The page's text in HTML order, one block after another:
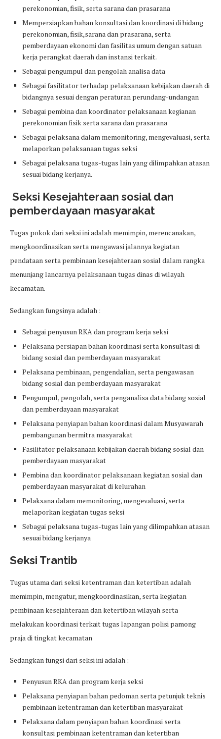
perekonomian, fisik, serta sarana dan prasarana
Mempersiapkan bahan konsultasi dan koordinasi di bidang
perekonomian, fisik,sarana dan prasarana, serta
pemberdayaan ekonomi dan fasilitas umum dengan satuan
kerja perangkat daerah dan instansi terkait.
Sebagai pengumpul dan pengolah analisa data
Sebagai fasilitator terhadap pelaksanaan kebijakan daerah di
bidangnya sesuai dengan peraturan perundang-undangan
Sebagai pembina dan koordinator pelaksanaan kegianan
perekonomian fisik serta sarana dan prasarana
Sebagai pelaksana dalam memonitoring, mengevaluasi, serta
melaporkan pelaksanaan tugas seksi
Sebagai pelaksana tugas-tugas lain yang dilimpahkan atasan
sesuai bidang kerjanya.
Seksi Kesejahteraan sosial dan
pemberdayaan masyarakat
Tugas pokok dari seksi ini adalah memimpin, merencanakan,
mengkoordinasikan serta mengawasi jalannya kegiatan
pendataan serta pembinaan kesejahteraan sosial dalam rangka
menunjang lancarnya pelaksanaan tugas dinas di wilayah
kecamatan.
Sedangkan fungsinya adalah :
Sebagai penyusun RKA dan program kerja seksi
Pelaksana persiapan bahan koordinasi serta konsultasi di
bidang sosial dan pemberdayaan masyarakat
Pelaksana pembinaan, pengendalian, serta pengawasan
bidang sosial dan pemberdayaan masyarakat
Pengumpul, pengolah, serta penganalisa data bidang sosial
dan pemberdayaan masyarakat
Pelaksana penyiapan bahan koordinasi dalam Musyawarah
pembangunan bermitra masyarakat
Fasilitator pelaksanaan kebijakan daerah bidang sosial dan
pemberdayaan masyarakat
Pembina dan koordinator pelaksanaan kegiatan sosial dan
pemberdayaan masyarakat di kelurahan
Pelaksana dalam memonitoring, mengevaluasi, serta
melaporkan kegiatan tugas seksi
Sebagai pelaksana tugas-tugas lain yang dilimpahkan atasan
sesuai bidang kerjanya
Seksi Trantib
Tugas utama dari seksi ketentraman dan ketertiban adalah
memimpin, mengatur, mengkoordinasikan, serta kegiatan
pembinaan kesejahteraan dan ketertiban wilayah serta
melakukan koordinasi terkait tugas lapangan polisi pamong
praja di tingkat kecamatan
Sedangkan fungsi dari seksi ini adalah :
Penyusun RKA dan program kerja seksi
Pelaksana penyiapan bahan pedoman serta petunjuk teknis
pembinaan ketentraman dan ketertiban masyarakat
Pelaksana dalam penyiapan bahan koordinasi serta
konsultasi pembinaan ketentraman dan ketertiban